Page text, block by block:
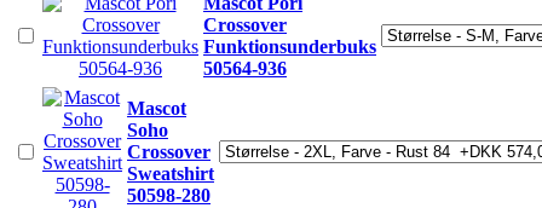
Crossover
Funktionsunderbuks
50564-936
Mascot
Soho
Crossover
Sweatshirt
50598-280